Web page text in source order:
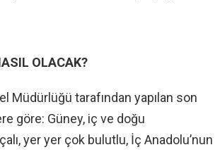
OLACAK?
Müdürlüğü tarafından yapılan son
göre: Güney, iç ve doğu
yer yer çok bulutlu, İç Anadolu’nun